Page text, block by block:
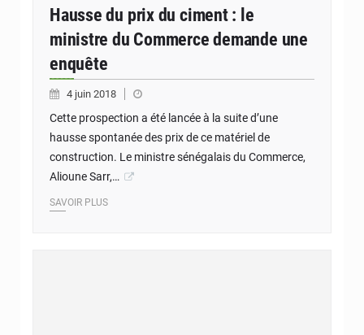
Hausse du prix du ciment : le
ministre du Commerce demande une
enquête
4 juin 2018
Cette prospection a été lancée à la suite d’une
hausse spontanée des prix de ce matériel de
construction. Le ministre sénégalais du Commerce,
Alioune Sarr,…
SAVOIR PLUS